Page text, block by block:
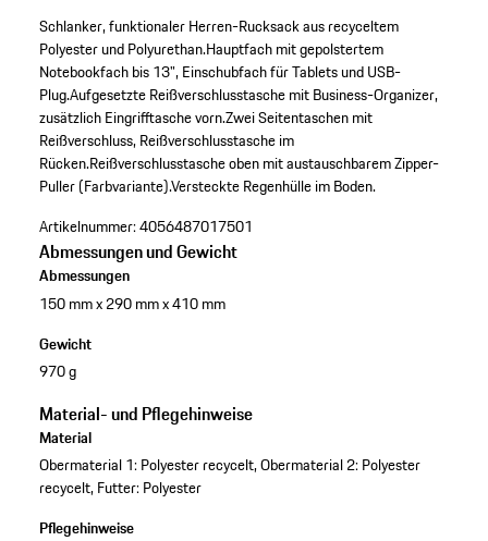
Schlanker, funktionaler Herren-Rucksack aus recyceltem
Polyester und Polyurethan.Hauptfach mit gepolstertem
Notebookfach bis 13", Einschubfach für Tablets und USB-
Plug.Aufgesetzte Reißverschlusstasche mit Business-Organizer,
zusätzlich Eingrifftasche vorn.Zwei Seitentaschen mit
Reißverschluss, Reißverschlusstasche im
Rücken.Reißverschlusstasche oben mit austauschbarem Zipper-
Puller (Farbvariante).Versteckte Regenhülle im Boden.
Artikelnummer:4056487017501
Abmessungen und Gewicht
Abmessungen
150 mm x 290 mm x 410 mm
Gewicht
970 g
Material- und Pflegehinweise
Material
Obermaterial 1: Polyester recycelt, Obermaterial 2: Polyester
recycelt, Futter: Polyester
Pflegehinweise